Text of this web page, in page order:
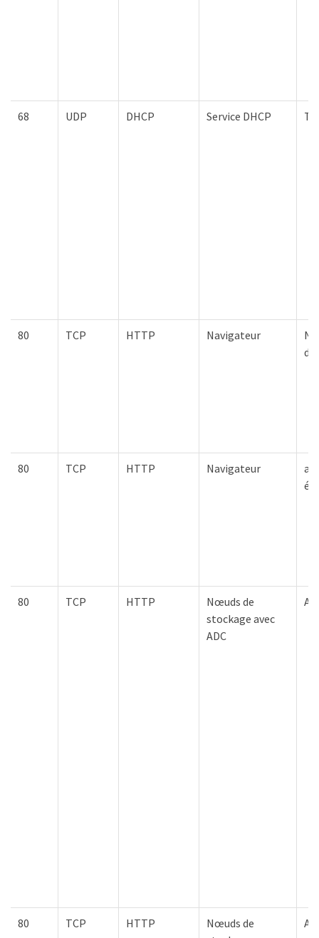
68 UDP DHCP Service DHCP
80 TCP HTTP Navigateur
80 TCP HTTP Navigateur
80 TCP HTTP
Nœuds de
stockage avec
ADC
80 TCP HTTP
Nœuds de